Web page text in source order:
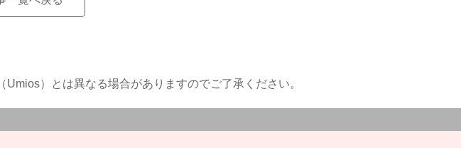
）とは異なる場合がありますのでご了承ください。